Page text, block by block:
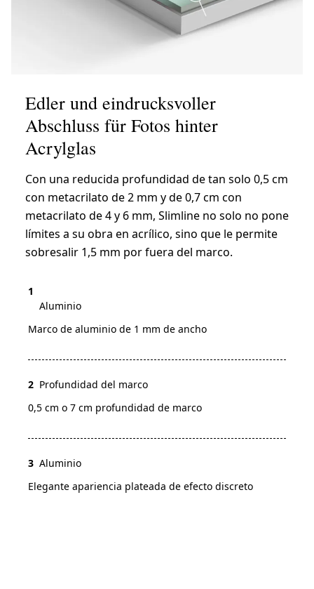
Edler und eindrucksvoller
Abschluss für Fotos hinter
Acrylglas
Con una reducida profundidad de tan solo 0,5 cm
con metacrilato de 2 mm y de 0,7 cm con
metacrilato de 4 y 6 mm, Slimline no solo no pone
límites a su obra en acrílico, sino que le permite
sobresalir 1,5 mm por fuera del marco.
1
Aluminio
Marco de aluminio de 1 mm de ancho
2 Profundidad del marco
0,5 cm o 7 cm profundidad de marco
3 Aluminio
Elegante apariencia plateada de efecto discreto